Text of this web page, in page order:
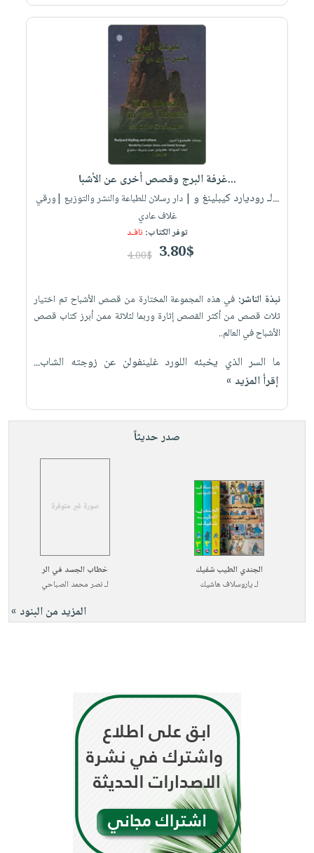
غرفة البرج وقصص أخرى عن الأشبا...
لـ روديارد كيبلينغ و...
| دار رسلان للطباعة والنشر والتوزيع |ورقي
غلاف عادي
توفر الكتاب: نافـد
3.80$
4.00$
نبذة الناشر: في هذه المجموعة المختارة من قصص الأشباح تم اختيار
ثلاث قصص من أكثر القصص إثارة وربما لثلاثة ممن أبرز كتاب قصص
الأشباح في العالم..
ما السر الذي يخبئه اللورد غلينفولن عن زوجته الشاب...
إقرأ المزيد »
صدر حديثاً
الجندي الطيب شفيك
لـياروسلاف هاشيك
خطاب الجسد في الر
لـنصر محمد الصباحي
المزيد من البنود »